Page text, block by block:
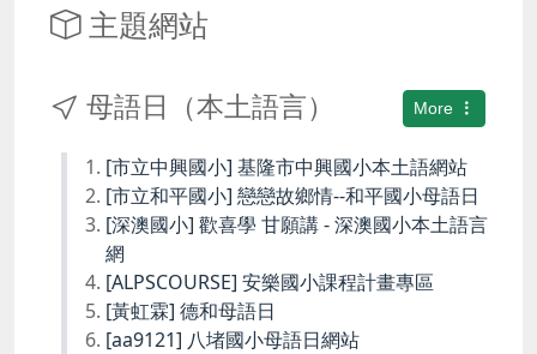
主題網站
More
母語日（本土語言）
[市立中興國小] 基隆市中興國小本土語網站
[市立和平國小] 戀戀故鄉情--和平國小母語日
[深澳國小] 歡喜學 甘願講 - 深澳國小本土語言
網
[ALPSCOURSE] 安樂國小課程計畫專區
[黃虹霖] 德和母語日
[aa9121] 八堵國小母語日網站